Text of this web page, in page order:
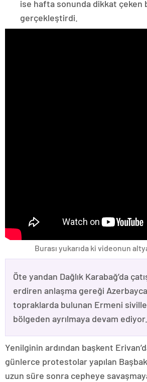
ise hafta sonunda dikkat çeken
gerçekleştirdi.
Burası yukarıda ki videonun
Öte yandan Dağlık Karabağ’da
erdiren anlaşma gereği
topraklarda bulunan Ermeni
bölgeden ayrılmaya devam ediyor.
Yenilginin ardından başkent
günlerce protestolar yapılan
uzun süre sonra cepheye